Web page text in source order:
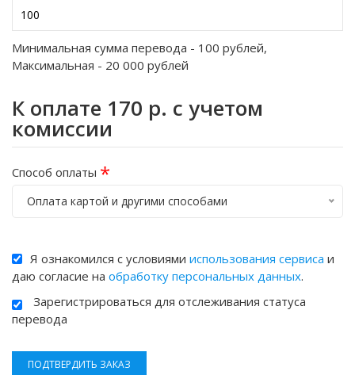
Минимальная сумма перевода - 100 рублей,
Максимальная - 20 000 рублей
К оплате 170 р. с учетом
комиссии
Способ оплаты *
Оплата картой и другими способами
Я ознакомился с условиями использования сервиса и
даю согласие на обработку персональных данных.
Зарегистрироваться для отслеживания статуса
перевода
ПОДТВЕРДИТЬ ЗАКАЗ